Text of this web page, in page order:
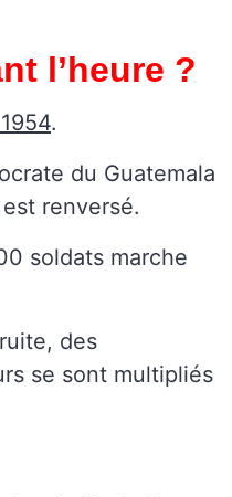
l’heure ?
.
du Guatemala
renversé.
soldats marche
des
se sont multipliés